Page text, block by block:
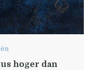
hoger dan